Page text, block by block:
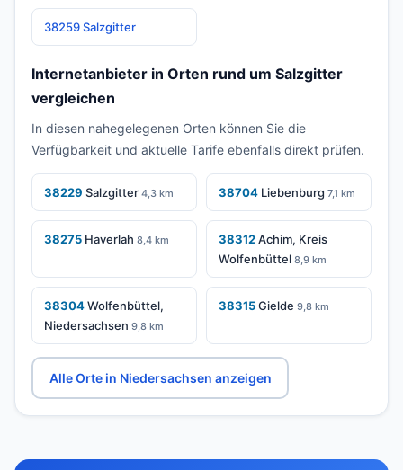
38259 Salzgitter
Internetanbieter in Orten rund um Salzgitter
vergleichen
In diesen nahegelegenen Orten können Sie die
Verfügbarkeit und aktuelle Tarife ebenfalls direkt prüfen.
38229 Salzgitter 4,3 km 38704 Liebenburg 7,1 km
38275 Haverlah 8,4 km 38312Achim, Kreis
Wolfenbüttel 8,9 km
38304Wolfenbüttel,
Niedersachsen 9,8 km
38315Gielde 9,8 km
Alle Orte in Niedersachsen anzeigen